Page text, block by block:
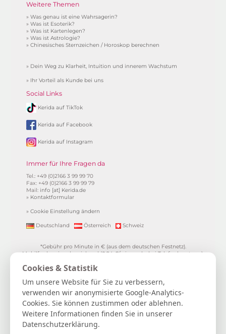
Weitere Themen
»Was genau ist eine Wahrsagerin?
»Was ist Esoterik?
»Was ist Kartenlegen?
»Was ist Astrologie?
»Chinesisches Sternzeichen / Horoskop berechnen
» Dein Weg zu Klarheit, Intuition und innerem Wachstum
» Ihr Vorteil als Kunde bei uns
Social Links
Kerida auf TikTok
Kerida auf Facebook
Kerida auf Instagram
Immer für Ihre Fragen da
Tel.: +49 (0)2166 3 99 99 70
Fax: +49 (0)2166 3 99 99 79
Mail: info [at] Kerida.de
» Kontaktformular
»Cookie Einstellung ändern
Deutschland Österreich Schweiz
*Gebühr pro Minute in € (aus dem deutschen Festnetz).
Mobilfunkpreise abweichend (0,24 €/min. mehr bei Telefonberatung).
**1.99€/min aus allen dt. Netzen
Gratisgepräch in Höhe von 15 Minuten.
15 Gratisminuten zum Kartenlegen sichern|Spiritueller Berater/in
werden
FAQ / Hilfe|AGB |Verträge hier kündigen / widerrufen
Kontakt & Impressum / Datenschutz
Kerida die Esoterikline für Kartenlegen, Hellsehen, Wahrsagen,
Lebensberatung, Spiritualität und mehr...
Cookies & Statistik
Um unsere Website für Sie zu verbessern,
verwenden wir anonymisierte Google-Analytics-
Cookies. Sie können zustimmen oder ablehnen.
Weitere Informationen finden Sie in unserer
Datenschutzerklärung.